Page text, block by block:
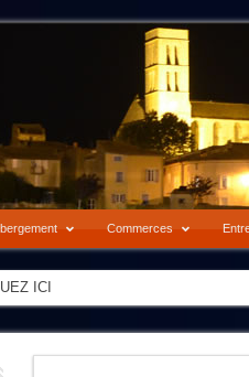
Commerces
ICI